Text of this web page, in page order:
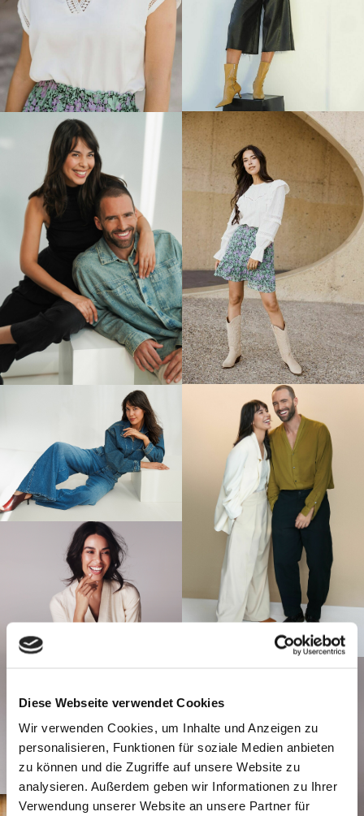
Diese Webseite verwendet Cookies
Wir verwenden Cookies, um Inhalte und Anzeigen zu
personalisieren, Funktionen für soziale Medien anbieten
zu können und die Zugriffe auf unsere Website zu
analysieren. Außerdem geben wir Informationen zu Ihrer
Verwendung unserer Website an unsere Partner für